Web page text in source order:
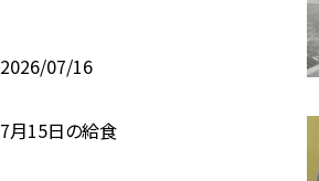
2026/07/16
7月15日の給食